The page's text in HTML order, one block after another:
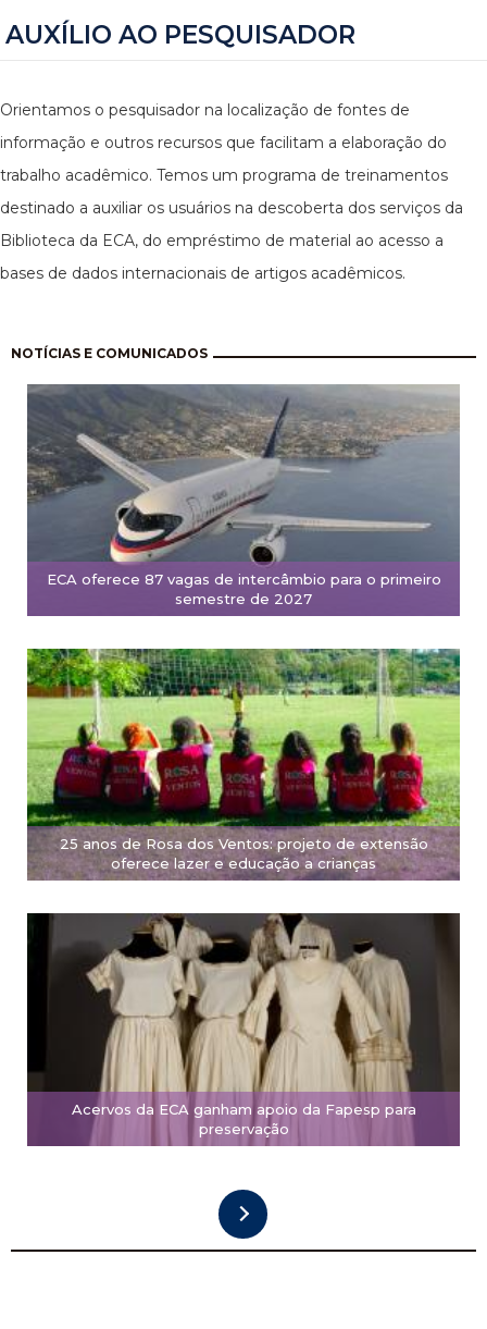
AUXÍLIO AO PESQUISADOR
Orientamos o pesquisador na localização de fontes de
informação e outros recursos que facilitam a elaboração do
trabalho acadêmico. Temos um programa de treinamentos
destinado a auxiliar os usuários na descoberta dos serviços da
Biblioteca da ECA, do empréstimo de material ao acesso a
bases de dados internacionais de artigos acadêmicos.
NOTÍCIAS E COMUNICADOS
ECA oferece 87 vagas de intercâmbio para o primeiro
semestre de 2027
25 anos de Rosa dos Ventos: projeto de extensão
oferece lazer e educação a crianças
Acervos da ECA ganham apoio da Fapesp para
preservação
Paginação